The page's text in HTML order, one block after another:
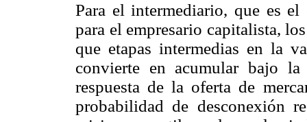
Para el intermediario, que es el
para el empresario capitalista,
que etapas intermedias en la
convierte en acumular bajo
respuesta de la oferta de
probabilidad de desconexión